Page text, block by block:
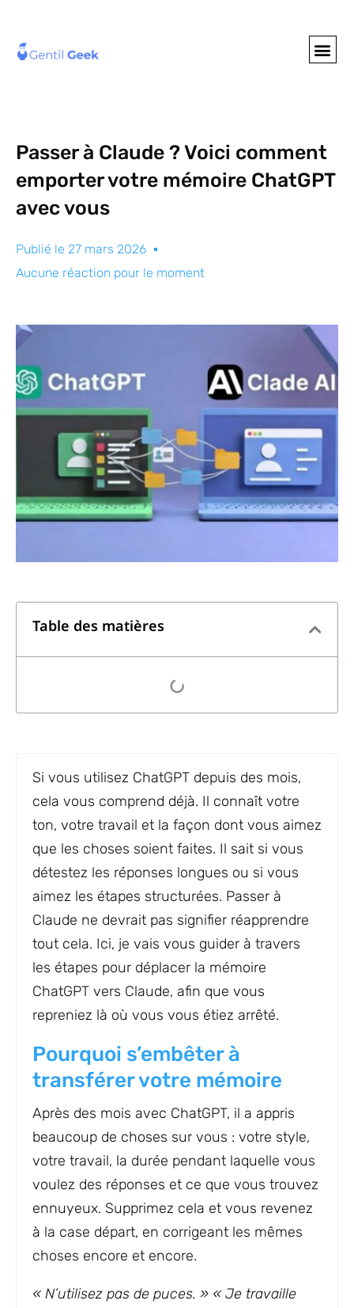
Passer à Claude ? Voici comment
emporter votre mémoire ChatGPT
avec vous
Publié le 27 mars 2026
Aucune réaction pour le moment
Table des matières
Si vous utilisez ChatGPT depuis des mois,
cela vous comprend déjà. Il connaît votre
ton, votre travail et la façon dont vous aimez
que les choses soient faites. Il sait si vous
détestez les réponses longues ou si vous
aimez les étapes structurées. Passer à
Claude ne devrait pas signifier réapprendre
tout cela. Ici, je vais vous guider à travers
les étapes pour déplacer la mémoire
ChatGPT vers Claude, afin que vous
repreniez là où vous vous étiez arrêté.
Pourquoi s’embêter à
transférer votre mémoire
Après des mois avec ChatGPT, il a appris
beaucoup de choses sur vous : votre style,
votre travail, la durée pendant laquelle vous
voulez des réponses et ce que vous trouvez
ennuyeux. Supprimez cela et vous revenez
à la case départ, en corrigeant les mêmes
choses encore et encore.
« N’utilisez pas de puces. » « Je travaille